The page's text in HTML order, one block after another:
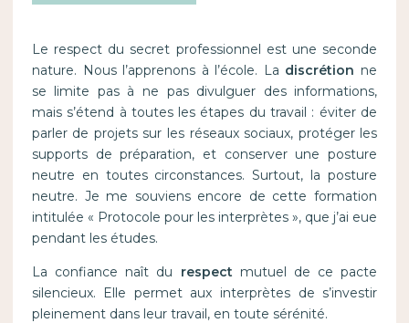
Le respect du secret professionnel est une seconde
nature. Nous l’apprenons à l’école. La discrétion ne
se limite pas à ne pas divulguer des informations,
mais s’étend à toutes les étapes du travail : éviter de
parler de projets sur les réseaux sociaux, protéger les
supports de préparation, et conserver une posture
neutre en toutes circonstances. Surtout, la posture
neutre. Je me souviens encore de cette formation
intitulée « Protocole pour les interprètes », que j’ai eue
pendant les études.
La confiance naît du respect mutuel de ce pacte
silencieux. Elle permet aux interprètes de s’investir
pleinement dans leur travail, en toute sérénité.